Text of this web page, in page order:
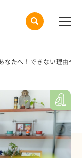
なたへ！できない理由や